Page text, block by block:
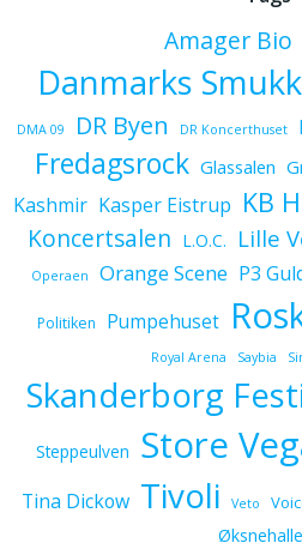
Amager Bio
Danmarks
DMA 09 DR Byen DR Koncerthuset
Fredagsrock Glassalen
Kashmir Kasper Eistrup KB
Koncertsalen L.O.C. Lille
Operaen Orange Scene P3
Politiken Pumpehuset
Royal Arena Saybia
Skanderborg
Steppeulven Store
Tina Dickow Tivoli Veto